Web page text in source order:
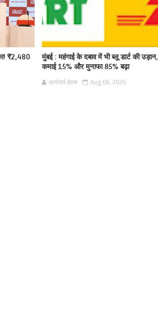
₹2,480
मुंबई : महंगाई के दबाव में भी ब्लू डार्ट की उड़ान,
कमाई 15% और मुनाफा 85% बढ़ा
आर्यावर्त डेस्क Aug 06, 2026